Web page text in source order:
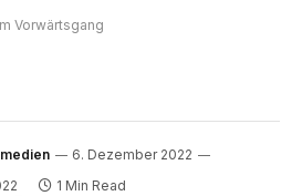
Vorwärtsgang
6. Dezember 2022
1 Min Read